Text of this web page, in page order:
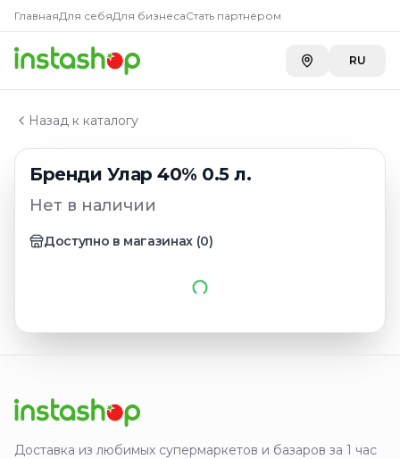
ГлавнаяДля себяДля бизнесаСтать партнёром
RU
Назад к каталогу
Бренди Улар 40% 0.5 л.
Нет в наличии
Доступно в магазинах (0)
Главная
Каталог
Бренди
Бренди Улар 40% 0.5 л.
Доставка из любимых супермаркетов и базаров за 1 час